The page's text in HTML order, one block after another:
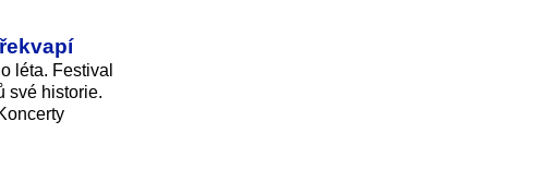
léta. Festival
své historie.